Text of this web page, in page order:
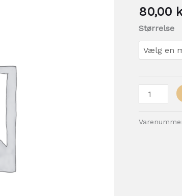
80,00
Størrelse
antal